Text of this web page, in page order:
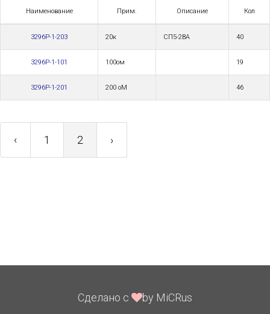
Наименование Прим. Описание Кол
3296P-1-203 20к СП5-2ВА 40
3296P-1-101 100ом 19
3296P-1-201 200 оМ 46
‹ 1 2 ›
Сделано с by MiCRus